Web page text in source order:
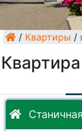
/ Квартиры /